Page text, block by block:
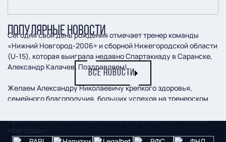
Сегодня свой день рождения отмечает тренер команды
«Нижний Новгород-2006» и сборной Нижегородской области
(U-15), которая выиграла недавно Спартакиаду в Саранске,
Александр Калачев. Поздравляем!
Желаем Александру Николаевичу крепкого здоровья,
семейного благополучия, больших успехов на тренерском
Продолжайте готовить достойный резерв для ФК «Нижний
Новгород»!
ПОПУЛЯРНЫЕ НОВОСТИ
ВСЕ НОВОСТИ